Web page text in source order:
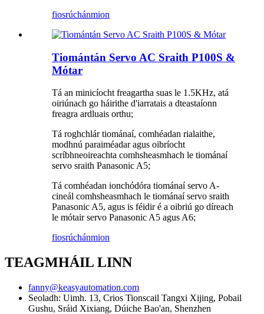
fiosrúchánmion
Tiomántán Servo AC Sraith P100S &
Mótar
Tá an minicíocht freagartha suas le 1.5KHz, atá
oiriúnach go háirithe d'iarratais a dteastaíonn
freagra ardluais orthu;
Tá roghchlár tiománaí, comhéadan rialaithe,
modhnú paraiméadar agus oibríocht
scríbhneoireachta comhsheasmhach le tiománaí
servo sraith Panasonic A5;
Tá comhéadan ionchódóra tiománaí servo A-
cineál comhsheasmhach le tiománaí servo sraith
Panasonic A5, agus is féidir é a oibriú go díreach
le mótair servo Panasonic A5 agus A6;
fiosrúchánmion
TEAGMHÁIL LINN
fanny@keasyautomation.com
Seoladh: Uimh. 13, Crios Tionscail Tangxi Xijing, Pobail
Gushu, Sráid Xixiang, Dúiche Bao'an, Shenzhen